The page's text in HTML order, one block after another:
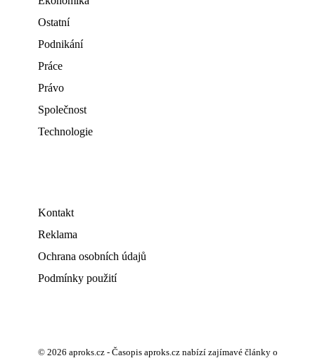
Ostatní
Podnikání
Práce
Právo
Společnost
Technologie
Kontakt
Reklama
Ochrana osobních údajů
Podmínky použití
© 2026 aproks.cz - Časopis aproks.cz nabízí zajímavé články o